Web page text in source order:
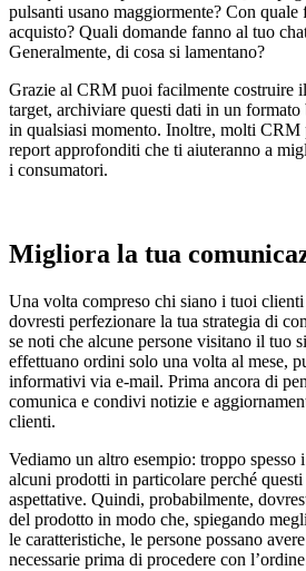
pulsanti usano maggiormente? Con quale
acquisto? Quali domande fanno al tuo
Generalmente, di cosa si lamentano?
Grazie al CRM puoi facilmente costruire
target, archiviare questi dati in un formato
in qualsiasi momento. Inoltre, molti CRM
report approfonditi che ti aiuteranno a
i consumatori.
Migliora la tua
Una volta compreso chi siano i tuoi
dovresti perfezionare la tua strategia di
se noti che alcune persone visitano il tuo
effettuano ordini solo una volta al mese,
informativi via e-mail. Prima ancora di
comunica e condivi notizie e
clienti.
Vediamo un altro esempio: troppo spesso
alcuni prodotti in particolare perché
aspettative. Quindi, probabilmente,
del prodotto in modo che, spiegando
le caratteristiche, le persone possano
necessarie prima di procedere con